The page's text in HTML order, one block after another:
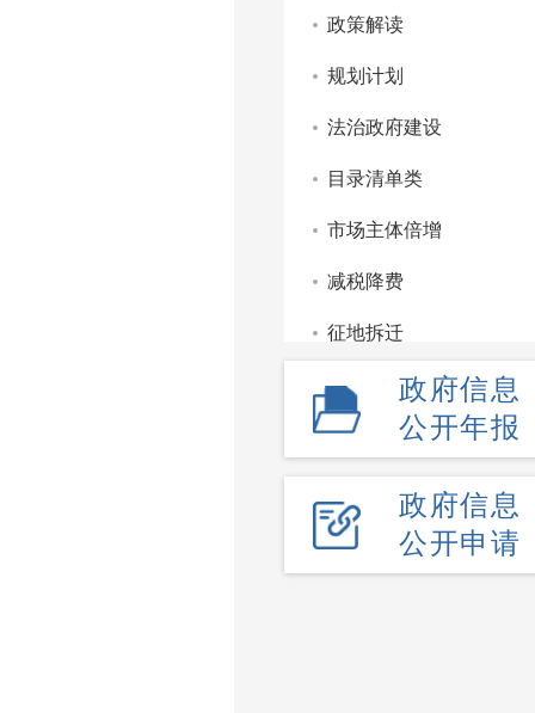
政策解读
规划计划
法治政府建设
目录清单类
市场主体倍增
减税降费
征地拆迁
重点领域信息公开
监管服务处罚类信息公
财政信息
政府信息
公开年报
政府信息
公开申请